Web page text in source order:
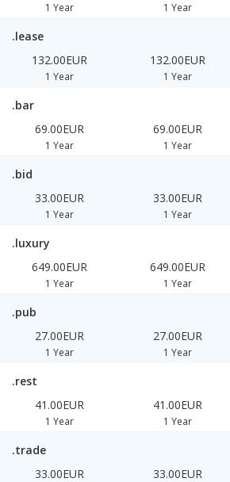
1 Year 1 Year
.lease
132.00EUR
1 Year
132.00EUR
1 Year
.bar
69.00EUR
1 Year
69.00EUR
1 Year
.bid
33.00EUR
1 Year
33.00EUR
1 Year
.luxury
649.00EUR
1 Year
649.00EUR
1 Year
.pub
27.00EUR
1 Year
27.00EUR
1 Year
.rest
41.00EUR
1 Year
41.00EUR
1 Year
.trade
33.00EUR
33.00EUR